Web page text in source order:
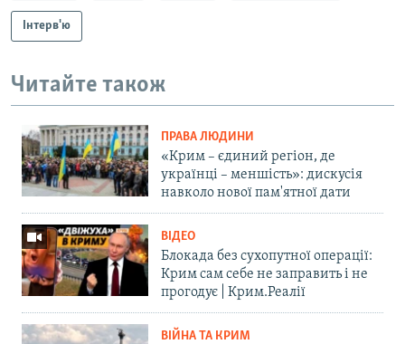
Інтерв'ю
Читайте також
ПРАВА ЛЮДИНИ
«Крим – єдиний регіон, де
українці – меншість»: дискусія
навколо нової пам'ятної дати
ВІДЕО
Блокада без сухопутної операції:
Крим сам себе не заправить і не
прогодує | Крим.Реалії
ВІЙНА ТА КРИМ